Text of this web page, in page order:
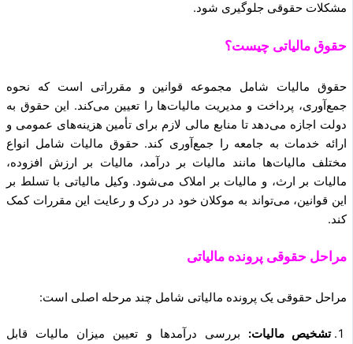
مشکلات حقوقی جلوگیری شود.
حقوق مالیاتی چیست؟
حقوق مالیات شامل مجموعه قوانین و مقرراتی است که نحوه
جمع‌آوری، پرداخت و مدیریت مالیات‌ها را تعیین می‌کند. این حقوق به
دولت اجازه می‌دهد تا منابع مالی لازم برای تأمین هزینه‌های عمومی و
ارائه خدمات به جامعه را جمع‌آوری کند. حقوق مالیات شامل انواع
مختلف مالیات‌ها مانند مالیات بر درآمد، مالیات بر ارزش افزوده،
مالیات بر ارث، و مالیات بر املاک می‌شود. وکیل مالیاتی با تسلط بر
این قوانین، می‌تواند به موکلان خود در درک و رعایت این مقررات کمک
کند.
مراحل حقوقی پرونده مالیاتی
مراحل حقوقی یک پرونده مالیاتی شامل چند مرحله اصلی است:
تشخیص مالیات: بررسی درآمدها و تعیین میزان مالیات قابل